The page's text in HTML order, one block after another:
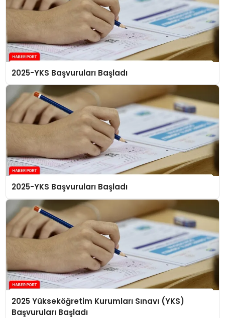
2025-YKS Başvuruları Başladı
2025-YKS Başvuruları Başladı
2025 Yükseköğretim Kurumları Sınavı (YKS)
Başvuruları Başladı